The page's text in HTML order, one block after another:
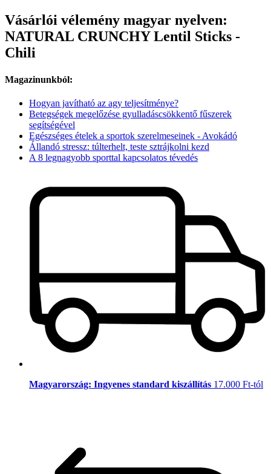
Vásárlói vélemény magyar nyelven:
NATURAL CRUNCHY Lentil Sticks -
Chili
Magazinunkból:
Hogyan javítható az agy teljesítménye?
Betegségek megelőzése gyulladáscsökkentő fűszerek
segítségével
Egészséges ételek a sportok szerelmeseinek - Avokádó
Állandó stressz: túlterhelt, teste sztrájkolni kezd
A 8 legnagyobb sporttal kapcsolatos tévedés
Magyarország: Ingyenes standard kiszállítás 17.000 Ft-tól